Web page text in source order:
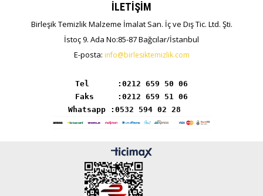
İLETİŞİM
Birleşik Temizlik Malzeme İmalat San. İç ve Dış Tic. Ltd. Şti.
İstoç 9. Ada No:85-87 Bağcılar/İstanbul
E-posta: info@birlesiktemizlik.com
Tel      :
Whatsapp :0532 594 02 28